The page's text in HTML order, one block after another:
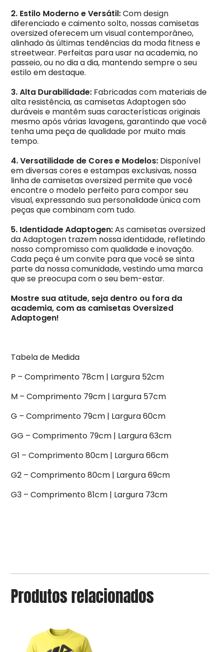
2. Estilo Moderno e Versátil:Com design
diferenciado e caimento solto, nossas camisetas
oversized oferecem um visual contemporâneo,
alinhado às últimas tendências da moda fitness e
streetwear. Perfeitas para usar na academia, no
passeio, ou no dia a dia, mantendo sempre o seu
estilo em destaque.
3. Alta Durabilidade: Fabricadas com materiais de
alta resistência, as camisetas Adaptogen são
duráveis e mantêm suas características originais
mesmo após várias lavagens, garantindo que você
tenha uma peça de qualidade por muito mais
tempo.
4. Versatilidade de Cores e Modelos: Disponível
em diversas cores e estampas exclusivas, nossa
linha de camisetas oversized permite que você
encontre o modelo perfeito para compor seu
visual, expressando sua personalidade única com
peças que combinam com tudo.
5. Identidade Adaptogen:As camisetas oversized
da Adaptogen trazem nossa identidade, refletindo
nosso compromisso com qualidade e inovação.
Cada peça é um convite para que você se sinta
parte da nossa comunidade, vestindo uma marca
que se preocupa com o seu bem-estar.
Mostre sua atitude, seja dentro ou fora da
academia, com as camisetas Oversized
Adaptogen!
Tabela de Medida
P – Comprimento 78cm | Largura 52cm
M – Comprimento 79cm | Largura 57cm
G – Comprimento 79cm | Largura 60cm
GG – Comprimento 79cm | Largura 63cm
G1 – Comprimento 80cm | Largura 66cm
G2 – Comprimento 80cm | Largura 69cm
G3 – Comprimento 81cm | Largura 73cm
Produtos relacionados